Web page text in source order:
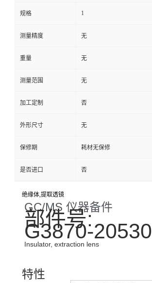
规格 1
测量精度 无
重量 无
测量范围 无
加工定制 否
外形尺寸 无
保修期 耗材无保修
是否进口 否
绝缘体,提取透镜
GC/MS 仪器备件
部件号:
G3870-20530
Insulator, extraction lens
特性